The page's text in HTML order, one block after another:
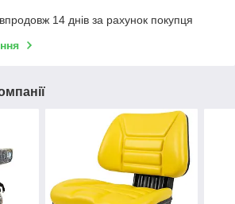
14 днів за рахунок покупця